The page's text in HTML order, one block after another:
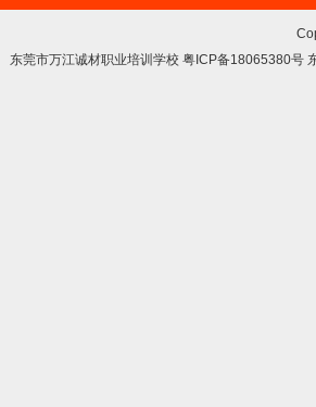
东莞市万江诚材职业培训学校 粤ICP备18065380号